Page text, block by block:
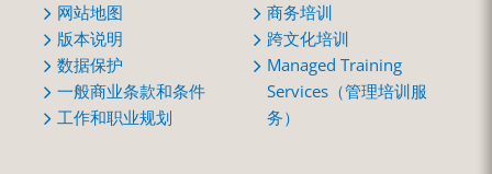
网站地图
版本说明
数据保护
一般商业条款和条件
工作和职业规划
商务培训
跨文化培训
Managed Training
Services（管理培训服
务）